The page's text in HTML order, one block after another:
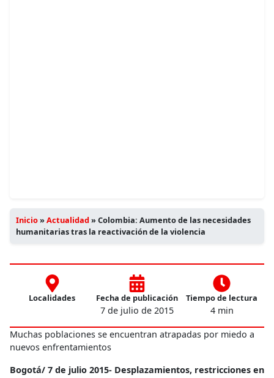
Inicio»Actualidad»Colombia: Aumento de las necesidades
humanitarias tras la reactivación de la violencia
Localidades Fecha de publicación
7 de julio de 2015
Tiempo de lectura
4 min
Muchas poblaciones se encuentran atrapadas por miedo a
nuevos enfrentamientos
Bogotá/ 7 de julio 2015- Desplazamientos, restricciones en